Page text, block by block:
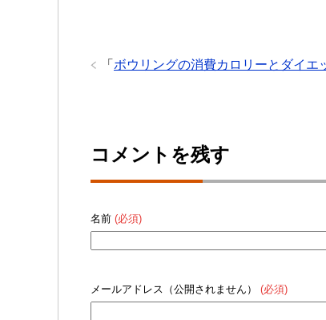
「 ボウリングの消費カロリーとダイエ
コメントを残す
名前 (必須)
メールアドレス（公開されません） (必須)